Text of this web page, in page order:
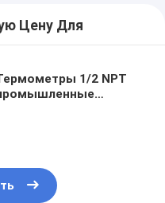
Цену Для
1/2 NPT